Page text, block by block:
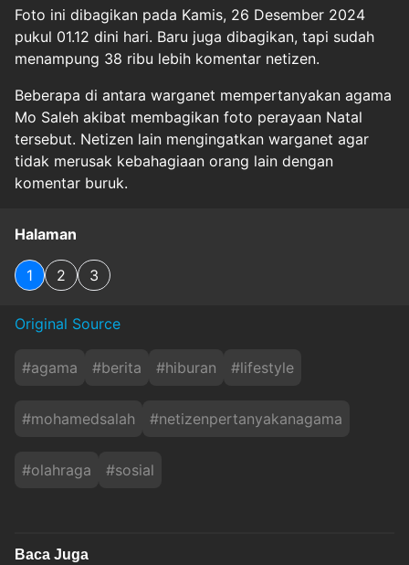
Foto ini dibagikan pada Kamis, 26 Desember 2024
pukul 01.12 dini hari. Baru juga dibagikan, tapi sudah
menampung 38 ribu lebih komentar netizen.
Beberapa di antara warganet mempertanyakan agama
Mo Saleh akibat membagikan foto perayaan Natal
tersebut. Netizen lain mengingatkan warganet agar
tidak merusak kebahagiaan orang lain dengan
komentar buruk.
Halaman
1 2 3
Original Source
#agama #berita #hiburan #lifestyle
#mohamedsalah #netizenpertanyakanagama
#olahraga #sosial
Baca Juga